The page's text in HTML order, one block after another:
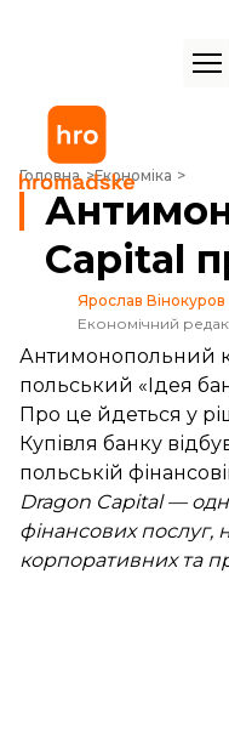
Головна Економіка
Антимонопольний комітет
Capital
Ярослав Вінокуров
Економічний
Антимонопольний
польський «Ідея
Про це йдеться у
Купівля банку
польській
Dragon Capital —
фінансових послуг,
корпоративних та